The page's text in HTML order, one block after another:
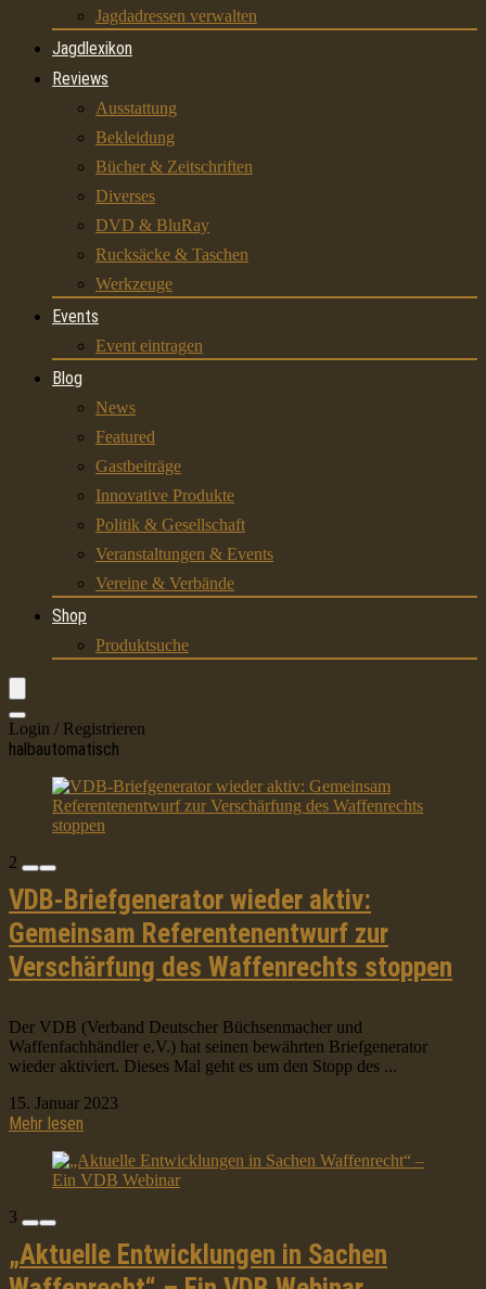
Jagdadressen verwalten
Jagdlexikon
Reviews
Ausstattung
Bekleidung
Bücher & Zeitschriften
Diverses
DVD & BluRay
Rucksäcke & Taschen
Werkzeuge
Events
Event eintragen
Blog
News
Featured
Gastbeiträge
Innovative Produkte
Politik & Gesellschaft
Veranstaltungen & Events
Vereine & Verbände
Shop
Produktsuche
Login / Registrieren
halbautomatisch
2
VDB-Briefgenerator wieder aktiv:
Gemeinsam Referentenentwurf zur
Verschärfung des Waffenrechts stoppen
Der VDB (Verband Deutscher Büchsenmacher und
Waffenfachhändler e.V.) hat seinen bewährten Briefgenerator
wieder aktiviert. Dieses Mal geht es um den Stopp des ...
15. Januar 2023
Mehr lesen
3
„Aktuelle Entwicklungen in Sachen